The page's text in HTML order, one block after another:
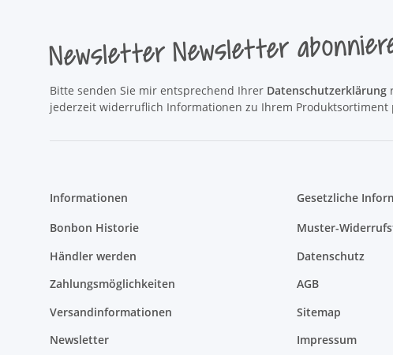
Newsletter Newsletter
Bitte senden Sie mir entsprechend Ihrer Datenschutzerklärung
jederzeit widerruflich Informationen zu Ihrem Produktsortiment
Informationen
Bonbon Historie
Händler werden
Zahlungsmöglichkeiten
Versandinformationen
Newsletter
Gesetzliche
Muster-
Datenschutz
AGB
Sitemap
Impressum